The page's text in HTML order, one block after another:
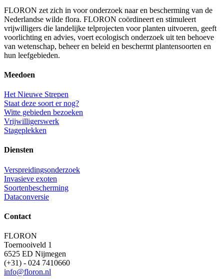
FLORON zet zich in voor onderzoek naar en bescherming van de
Nederlandse wilde flora. FLORON coördineert en stimuleert
vrijwilligers die landelijke telprojecten voor planten uitvoeren, geeft
voorlichting en advies, voert ecologisch onderzoek uit ten behoeve
van wetenschap, beheer en beleid en beschermt plantensoorten en
hun leefgebieden.
Meedoen
Het Nieuwe Strepen
Staat deze soort er nog?
Witte gebieden bezoeken
Vrijwilligerswerk
Stageplekken
Diensten
Verspreidingsonderzoek
Invasieve exoten
Soortenbescherming
Dataconversie
Contact
FLORON
Toernooiveld 1
6525 ED Nijmegen
(+31) - 024 7410660
info@floron.nl